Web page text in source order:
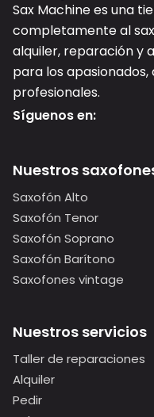
Sax Machine es una
completamente al
alquiler, reparación y
para los
profesionales.
Síguenos en:
Nuestros
Saxofón Alto
Saxofón Tenor
Saxofón Soprano
Saxofón Barítono
Saxofones vintage
Nuestros servicios
Taller de reparaciones
Alquiler
Pedir